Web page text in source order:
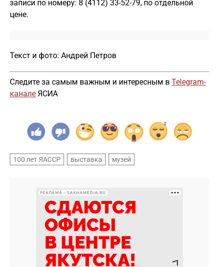
записи по номеру: 8 (4112) 33-52-79, по отдельной
цене.
Текст и фото: Андрей Петров
Следите за самым важным и интересным в Telegram-
канале ЯСИА
100 лет ЯАССР выставка музей
РЕКЛАМА • SAKHAMEDIA.RU